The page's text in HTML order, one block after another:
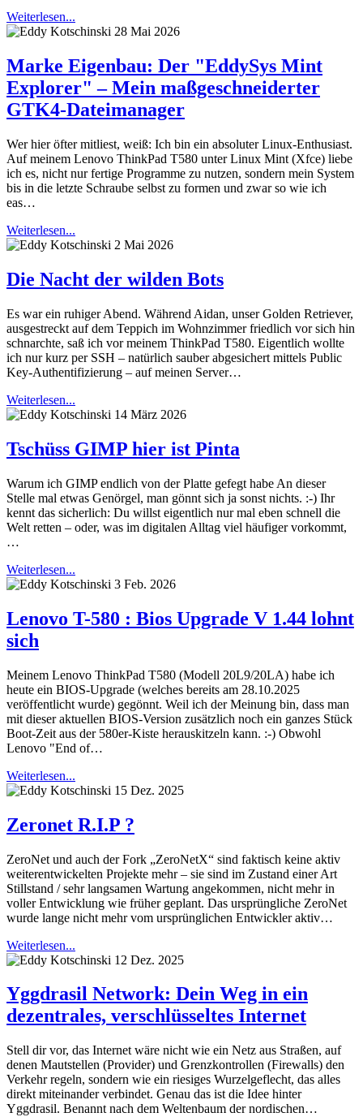
Weiterlesen...
28 Mai 2026
Marke Eigenbau: Der "EddySys Mint
Explorer" – Mein maßgeschneiderter
GTK4-Dateimanager
Wer hier öfter mitliest, weiß: Ich bin ein absoluter Linux-Enthusiast.
Auf meinem Lenovo ThinkPad T580 unter Linux Mint (Xfce) liebe
ich es, nicht nur fertige Programme zu nutzen, sondern mein System
bis in die letzte Schraube selbst zu formen und zwar so wie ich
eas…
Weiterlesen...
2 Mai 2026
Die Nacht der wilden Bots
Es war ein ruhiger Abend. Während Aidan, unser Golden Retriever,
ausgestreckt auf dem Teppich im Wohnzimmer friedlich vor sich hin
schnarchte, saß ich vor meinem ThinkPad T580. Eigentlich wollte
ich nur kurz per SSH – natürlich sauber abgesichert mittels Public
Key-Authentifizierung – auf meinen Server…
Weiterlesen...
14 März 2026
Tschüss GIMP hier ist Pinta
Warum ich GIMP endlich von der Platte gefegt habe An dieser
Stelle mal etwas Genörgel, man gönnt sich ja sonst nichts. :-) Ihr
kennt das sicherlich: Du willst eigentlich nur mal eben schnell die
Welt retten – oder, was im digitalen Alltag viel häufiger vorkommt,
…
Weiterlesen...
3 Feb. 2026
Lenovo T-580 : Bios Upgrade V 1.44 lohnt
sich
Meinem Lenovo ThinkPad T580 (Modell 20L9/20LA) habe ich
heute ein BIOS-Upgrade (welches bereits am 28.10.2025
veröffentlicht wurde) gegönnt. Weil ich der Meinung bin, dass man
mit dieser aktuellen BIOS-Version zusätzlich noch ein ganzes Stück
Boot-Zeit aus der 580er-Kiste herauskitzeln kann. :-) Obwohl
Lenovo "End of…
Weiterlesen...
15 Dez. 2025
Zeronet R.I.P ?
ZeroNet und auch der Fork „ZeroNetX“ sind faktisch keine aktiv
weiterentwickelten Projekte mehr – sie sind im Zustand einer Art
Stillstand / sehr langsamen Wartung angekommen, nicht mehr in
voller Entwicklung wie früher geplant. Das ursprüngliche ZeroNet
wurde lange nicht mehr vom ursprünglichen Entwickler aktiv…
Weiterlesen...
12 Dez. 2025
Yggdrasil Network: Dein Weg in ein
dezentrales, verschlüsseltes Internet
Stell dir vor, das Internet wäre nicht wie ein Netz aus Straßen, auf
denen Mautstellen (Provider) und Grenzkontrollen (Firewalls) den
Verkehr regeln, sondern wie ein riesiges Wurzelgeflecht, das alles
direkt miteinander verbindet. Genau das ist die Idee hinter
Yggdrasil. Benannt nach dem Weltenbaum der nordischen…